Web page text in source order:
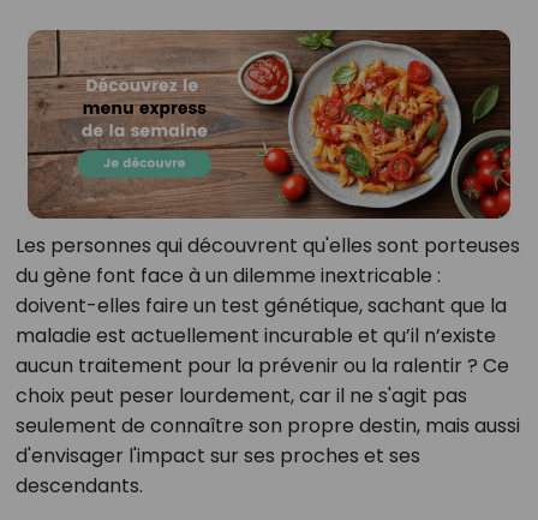
Les personnes qui découvrent qu'elles sont porteuses
du gène font face à un dilemme inextricable :
doivent-elles faire un test génétique, sachant que la
maladie est actuellement incurable et qu’il n’existe
aucun traitement pour la prévenir ou la ralentir ? Ce
choix peut peser lourdement, car il ne s'agit pas
seulement de connaître son propre destin, mais aussi
d'envisager l'impact sur ses proches et ses
descendants.